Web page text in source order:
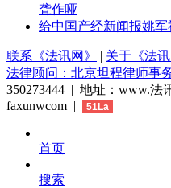
聋作哑
给中国产经新闻报姚
联系《法讯网》 | 关于《法讯
法律顾问：北京坦程律师事
350273444 | 地址：www.法
faxunwcom |
51La
首页
搜索